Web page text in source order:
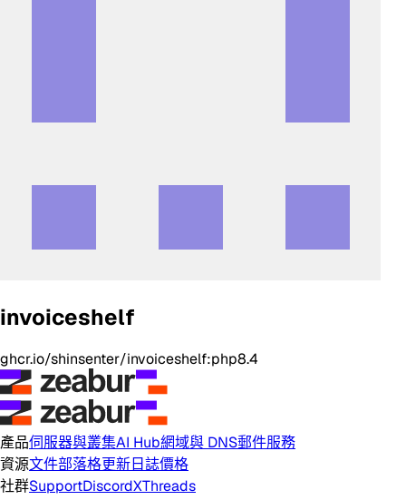
invoiceshelf
ghcr.io/shinsenter/invoiceshelf:php8.4
產品伺服器與叢集AI Hub網域與 DNS郵件服務
資源文件部落格更新日誌價格
社群SupportDiscordXThreads